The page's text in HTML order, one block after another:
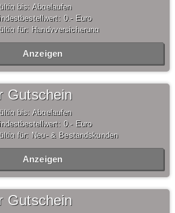
bis: Abgelaufen
0,- Euro
für: Handyversicherung
Anzeigen
Gutschein
bis: Abgelaufen
0,- Euro
für: Neu- & Bestandskunden
Anzeigen
Gutschein